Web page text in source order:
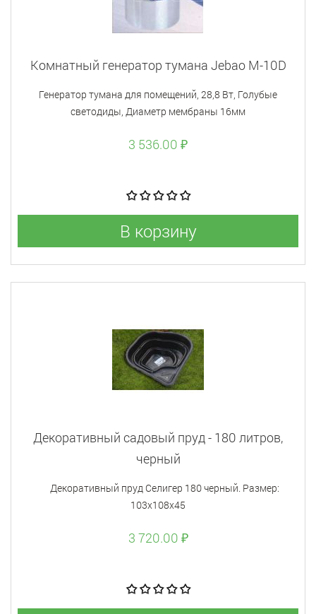
Комнатный генератор тумана Jebao M-10D
Генератор тумана для помещений, 28,8 Вт, Голубые
светодиды, Диаметр мембраны 16мм
3 536.00 ₽
В корзину
Декоративный садовый пруд - 180 литров,
черный
Декоративный пруд Селигер 180 черный. Размер:
103х108х45
3 720.00 ₽